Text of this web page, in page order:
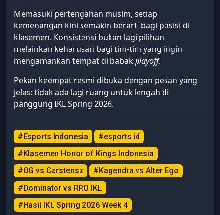
Memasuki pertengahan musim, setiap
kemenangan kini semakin berarti bagi posisi di
klasemen. Konsistensi bukan lagi pilihan,
melainkan keharusan bagi tim-tim yang ingin
mengamankan tempat di babakplayoff.
Pekan keempat resmi dibuka dengan pesan yang
jelas: tidak ada lagi ruang untuk lengah di
panggung IKL Spring 2026.
#Esports Indonesia
#esports id
#Klasemen Honor of Kings Indonesia
#OG vs Carstensz
#Kagendra vs Alter Ego
#Dominator vs RRQ IKL
#Hasil IKL Spring 2026 Week 4